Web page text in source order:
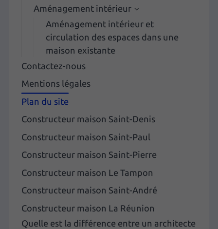
Aménagement intérieur
Aménagement intérieur et
circulation des espaces dans une
maison existante
Contactez-nous
Mentions légales
Plan du site
Constructeur maison Saint-Denis
Constructeur maison Saint-Paul
Constructeur maison Saint-Pierre
Constructeur maison Le Tampon
Constructeur maison Saint-André
Constructeur maison La Réunion
Quelle est la différence entre un architecte